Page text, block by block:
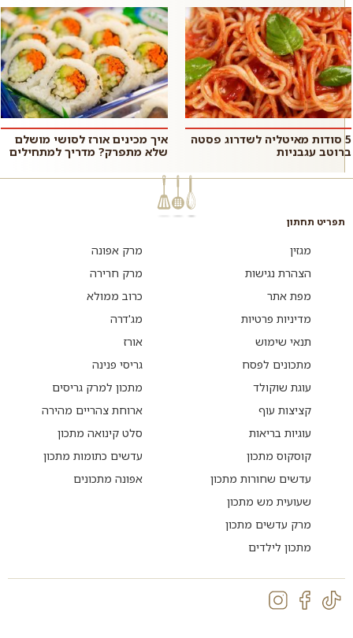
5 סודות מאיטליה לשדרוג פסטה
ברוטב עגבניות
איך מכינים אורז לסושי מושלם
שלא מתפרק? מדריך למתחילים
תפריט תחתון
מגזין
הצהרת נגישות
מפת אתר
מדיניות פרטיות
תנאי שימוש
מתכונים לפסח
עוגת שוקולד
קציצות עוף
עוגיות בריאות
קוסקוס מתכון
עדשים שחורות מתכון
שעועית מש מתכון
מרק עדשים מתכון
מתכון לילדים
מרק אפונה
מרק חרירה
כרוב ממולא
מג'דרה
אורז
גריסי פנינה
מתכון למרק גריסים
ארוחת צהריים מהירה
סלט קינואה מתכון
עדשים כתומות מתכון
אפונה מתכונים